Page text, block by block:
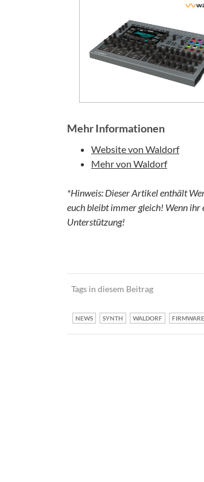
Mehr Informationen
Website von Waldorf
Mehr von Waldorf
*Hinweis: Dieser Artikel enthält
euch bleibt immer gleich! Wenn ihr
Unterstützung!
Tags in diesem Beitrag
NEWS SYNTH WALDORF FIRMWARE